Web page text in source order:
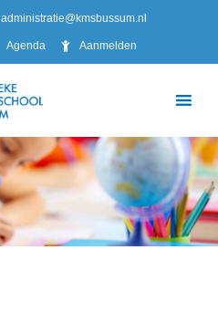
administratie@kmsbussum.nl
Agenda Aanmelden